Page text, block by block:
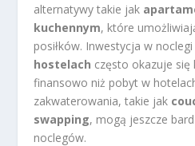
alternatywy takie jak
kuchennym, które
posiłków. Inwestycja w
hostelach często okazuje się
finansowo niż pobyt w
zakwaterowania, takie jak
swapping, mogą jeszcze
noclegów.